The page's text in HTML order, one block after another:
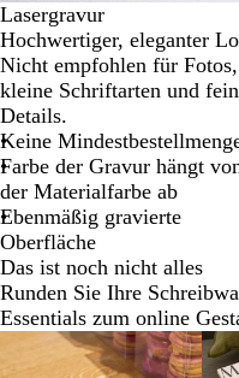
Lasergravur
Hochwertiger, eleganter
Nicht empfohlen für Fotos,
kleine Schriftarten und
Details.
Keine
Farbe der Gravur hängt
der Materialfarbe ab
Ebenmäßig gravierte
Oberfläche
Das ist noch nicht alles
Runden Sie Ihre
Essentials zum online
Galeriebilder